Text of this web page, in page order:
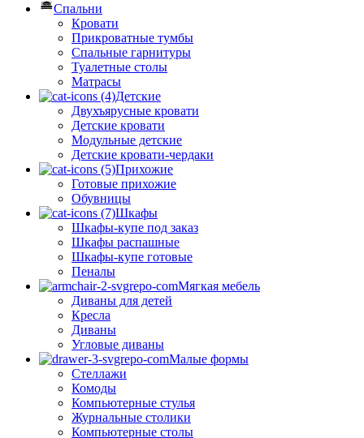
Спальни
Кровати
Прикроватные тумбы
Спальные гарнитуры
Туалетные столы
Матрасы
Детские
Двухъярусные кровати
Детские кровати
Модульные детские
Детские кровати-чердаки
Прихожие
Готовые прихожие
Обувницы
Шкафы
Шкафы-купе под заказ
Шкафы распашные
Шкафы-купе готовые
Пеналы
Мягкая мебель
Диваны для детей
Кресла
Диваны
Угловые диваны
Малые формы
Стеллажи
Комоды
Компьютерные стулья
Журнальные столики
Компьютерные столы